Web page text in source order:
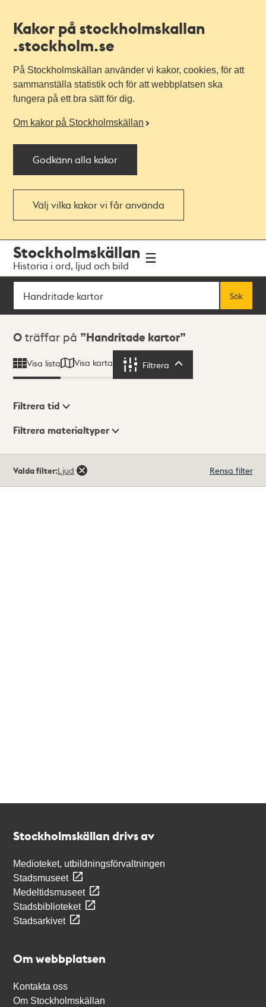
Kakor på stockholmskallan
.stockholm.se
På Stockholmskällan använder vi kakor, cookies, för att
sammanställa statistik och för att webbplatsen ska
fungera på ett bra sätt för dig.
Om kakor på Stockholmskällan
Godkänn alla kakor
Välj vilka kakor vi får använda
navigationen
huvudinnehållet
Stockholmskällan
Historia i ord, ljud och bild
Sök
Sök
Sökresultat
0 träffar på Handritade kartor
Visa lista Visa karta Filtrera
Visningsläge
Filtrera tid
Filtrera materialtyper
träffar
Valda filter:Ljud Rensa filter
Stockholmskällan drivs av
Medioteket, utbildningsförvaltningen
Stadsmuseet
Medeltidsmuseet
Stadsbiblioteket
Stadsarkivet
Om webbplatsen
Kontakta oss
Om Stockholmskällan